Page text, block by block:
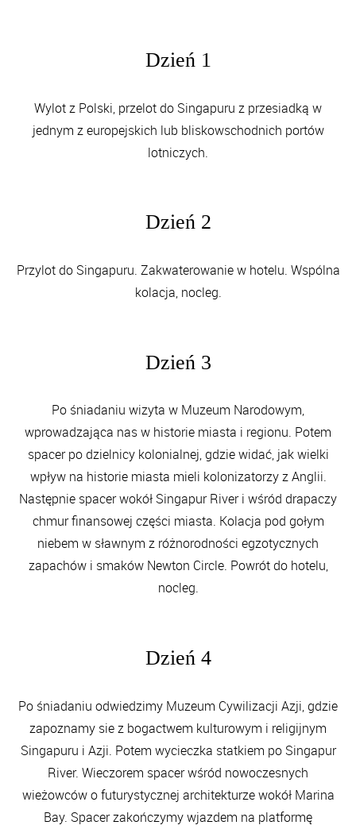
Dzień 1
Wylot z Polski, przelot do Singapuru z przesiadką w
jednym z europejskich lub bliskowschodnich portów
lotniczych.
Dzień 2
Przylot do Singapuru. Zakwaterowanie w hotelu. Wspólna
kolacja, nocleg.
Dzień 3
Po śniadaniu wizyta w Muzeum Narodowym,
wprowadzająca nas w historie miasta i regionu. Potem
spacer po dzielnicy kolonialnej, gdzie widać, jak wielki
wpływ na historie miasta mieli kolonizatorzy z Anglii.
Następnie spacer wokół Singapur River i wśród drapaczy
chmur finansowej części miasta. Kolacja pod gołym
niebem w sławnym z różnorodności egzotycznych
zapachów i smaków Newton Circle. Powrót do hotelu,
nocleg.
Dzień 4
Po śniadaniu odwiedzimy Muzeum Cywilizacji Azji, gdzie
zapoznamy sie z bogactwem kulturowym i religijnym
Singapuru i Azji. Potem wycieczka statkiem po Singapur
River. Wieczorem spacer wśród nowoczesnych
wieżowców o futurystycznej architekturze wokół Marina
Bay. Spacer zakończymy wjazdem na platformę